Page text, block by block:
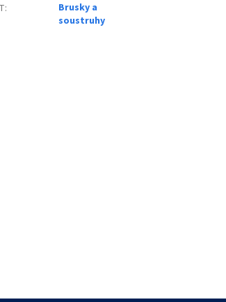
:
Brusky a
soustruhy